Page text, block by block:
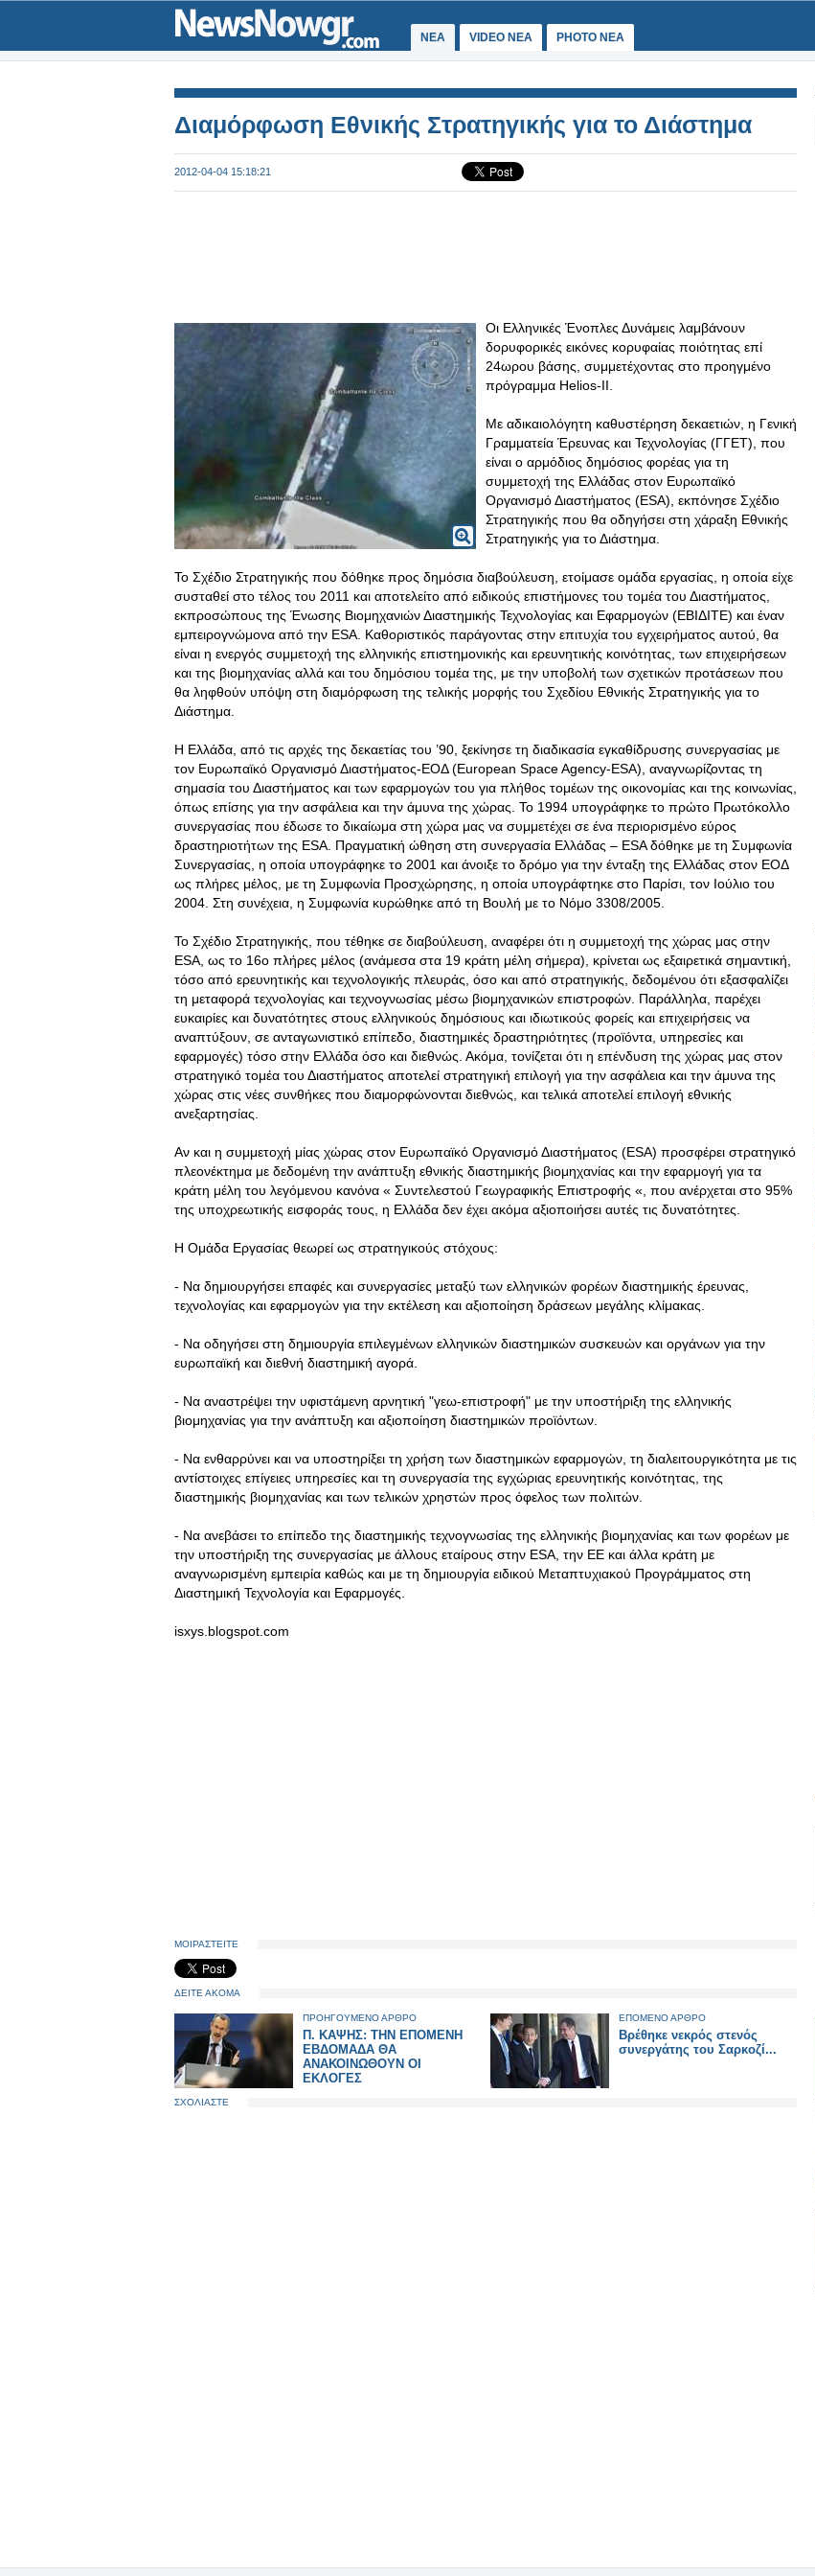
ΝΕΑ VIDEO NEA PHOTO NEA
Διαμόρφωση Εθνικής Στρατηγικής για το Διάστημα
2012-04-04 15:18:21
Oι Ελληνικές Ένοπλες Δυνάμεις λαμβάνουν
δορυφορικές εικόνες κορυφαίας ποιότητας επί
24ωρου βάσης, συμμετέχοντας στο προηγμένο
πρόγραμμα Helios-ΙΙ.
Με αδικαιολόγητη καθυστέρηση δεκαετιών, η Γενική
Γραμματεία Έρευνας και Τεχνολογίας (ΓΓΕΤ), που
είναι ο αρμόδιος δημόσιος φορέας για τη
συμμετοχή της Ελλάδας στον Ευρωπαϊκό
Οργανισμό Διαστήματος (ESA), εκπόνησε Σχέδιο
Στρατηγικής που θα οδηγήσει στη χάραξη Εθνικής
Στρατηγικής για το Διάστημα.
Το Σχέδιο Στρατηγικής που δόθηκε προς δημόσια διαβούλευση, ετοίμασε ομάδα εργασίας, η οποία είχε
συσταθεί στο τέλος του 2011 και αποτελείτο από ειδικούς επιστήμονες του τομέα του Διαστήματος,
εκπροσώπους της Ένωσης Βιομηχανιών Διαστημικής Τεχνολογίας και Εφαρμογών (ΕΒΙΔΙΤΕ) και έναν
εμπειρογνώμονα από την ESA. Καθοριστικός παράγοντας στην επιτυχία του εγχειρήματος αυτού, θα
είναι η ενεργός συμμετοχή της ελληνικής επιστημονικής και ερευνητικής κοινότητας, των επιχειρήσεων
και της βιομηχανίας αλλά και του δημόσιου τομέα της, με την υποβολή των σχετικών προτάσεων που
θα ληφθούν υπόψη στη διαμόρφωση της τελικής μορφής του Σχεδίου Εθνικής Στρατηγικής για το
Διάστημα.
Η Ελλάδα, από τις αρχές της δεκαετίας του ’90, ξεκίνησε τη διαδικασία εγκαθίδρυσης συνεργασίας με
τον Ευρωπαϊκό Οργανισμό Διαστήματος-ΕΟΔ (European Space Agency-ESA), αναγνωρίζοντας τη
σημασία του Διαστήματος και των εφαρμογών του για πλήθος τομέων της οικονομίας και της κοινωνίας,
όπως επίσης για την ασφάλεια και την άμυνα της χώρας. Το 1994 υπογράφηκε το πρώτο Πρωτόκολλο
συνεργασίας που έδωσε το δικαίωμα στη χώρα μας να συμμετέχει σε ένα περιορισμένο εύρος
δραστηριοτήτων της ESA. Πραγματική ώθηση στη συνεργασία Ελλάδας – ESA δόθηκε με τη Συμφωνία
Συνεργασίας, η οποία υπογράφηκε το 2001 και άνοιξε το δρόμο για την ένταξη της Ελλάδας στον ΕΟΔ
ως πλήρες μέλος, με τη Συμφωνία Προσχώρησης, η οποία υπογράφτηκε στο Παρίσι, τον Ιούλιο του
2004. Στη συνέχεια, η Συμφωνία κυρώθηκε από τη Βουλή με το Νόμο 3308/2005.
Το Σχέδιο Στρατηγικής, που τέθηκε σε διαβούλευση, αναφέρει ότι η συμμετοχή της χώρας μας στην
ESA, ως το 16ο πλήρες μέλος (ανάμεσα στα 19 κράτη μέλη σήμερα), κρίνεται ως εξαιρετικά σημαντική,
τόσο από ερευνητικής και τεχνολογικής πλευράς, όσο και από στρατηγικής, δεδομένου ότι εξασφαλίζει
τη μεταφορά τεχνολογίας και τεχνογνωσίας μέσω βιομηχανικών επιστροφών. Παράλληλα, παρέχει
ευκαιρίες και δυνατότητες στους ελληνικούς δημόσιους και ιδιωτικούς φορείς και επιχειρήσεις να
αναπτύξουν, σε ανταγωνιστικό επίπεδο, διαστημικές δραστηριότητες (προϊόντα, υπηρεσίες και
εφαρμογές) τόσο στην Ελλάδα όσο και διεθνώς. Ακόμα, τονίζεται ότι η επένδυση της χώρας μας στον
στρατηγικό τομέα του Διαστήματος αποτελεί στρατηγική επιλογή για την ασφάλεια και την άμυνα της
χώρας στις νέες συνθήκες που διαμορφώνονται διεθνώς, και τελικά αποτελεί επιλογή εθνικής
ανεξαρτησίας.
Αν και η συμμετοχή μίας χώρας στον Ευρωπαϊκό Οργανισμό Διαστήματος (ESA) προσφέρει στρατηγικό
πλεονέκτημα με δεδομένη την ανάπτυξη εθνικής διαστημικής βιομηχανίας και την εφαρμογή για τα
κράτη μέλη του λεγόμενου κανόνα « Συντελεστού Γεωγραφικής Επιστροφής «, που ανέρχεται στο 95%
της υποχρεωτικής εισφοράς τους, η Ελλάδα δεν έχει ακόμα αξιοποιήσει αυτές τις δυνατότητες.
Η Ομάδα Εργασίας θεωρεί ως στρατηγικούς στόχους:
- Να δημιουργήσει επαφές και συνεργασίες μεταξύ των ελληνικών φορέων διαστημικής έρευνας,
τεχνολογίας και εφαρμογών για την εκτέλεση και αξιοποίηση δράσεων μεγάλης κλίμακας.
- Να οδηγήσει στη δημιουργία επιλεγμένων ελληνικών διαστημικών συσκευών και οργάνων για την
ευρωπαϊκή και διεθνή διαστημική αγορά.
- Να αναστρέψει την υφιστάμενη αρνητική "γεω-επιστροφή" με την υποστήριξη της ελληνικής
βιομηχανίας για την ανάπτυξη και αξιοποίηση διαστημικών προϊόντων.
- Να ενθαρρύνει και να υποστηρίξει τη χρήση των διαστημικών εφαρμογών, τη διαλειτουργικότητα με τις
αντίστοιχες επίγειες υπηρεσίες και τη συνεργασία της εγχώριας ερευνητικής κοινότητας, της
διαστημικής βιομηχανίας και των τελικών χρηστών προς όφελος των πολιτών.
- Να ανεβάσει το επίπεδο της διαστημικής τεχνογνωσίας της ελληνικής βιομηχανίας και των φορέων με
την υποστήριξη της συνεργασίας με άλλους εταίρους στην ESA, την ΕΕ και άλλα κράτη με
αναγνωρισμένη εμπειρία καθώς και με τη δημιουργία ειδικού Μεταπτυχιακού Προγράμματος στη
Διαστημική Τεχνολογία και Εφαρμογές.
isxys.blogspot.com
ΜΟΙΡΑΣΤΕΙΤΕ
ΔΕΙΤΕ ΑΚΟΜΑ
ΠΡΟΗΓΟΥΜΕΝΟ ΑΡΘΡΟ
Π. ΚΑΨΗΣ: ΤΗΝ ΕΠΟΜΕΝΗ
ΕΒΔΟΜΑΔΑ ΘΑ
ΑΝΑΚΟΙΝΩΘΟΥΝ ΟΙ
ΕΚΛΟΓΕΣ
ΕΠΟΜΕΝΟ ΑΡΘΡΟ
Βρέθηκε νεκρός στενός
συνεργάτης του Σαρκοζί...
ΣΧΟΛΙΑΣΤΕ